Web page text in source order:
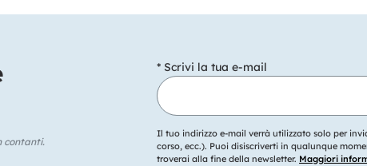
contanti.
* Scrivi la tua e-mail
Il tuo indirizzo e-mail verrà utilizzato solo per
corso, ecc.). Puoi disiscriverti in qualunque
troverai alla fine della newsletter. Maggiori